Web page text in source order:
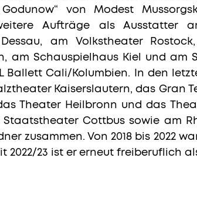
von Modest
Aufträge als Ausstatter
am Volkstheater
am Schauspielhaus Kiel und am
Ballett Cali/Kolumbien. In den
Kaiserslautern, das Gran
Theater Heilbronn und das
Cottbus sowie am
zusammen. Von 2018 bis 2022
2022/23 ist er erneut freiberuflich